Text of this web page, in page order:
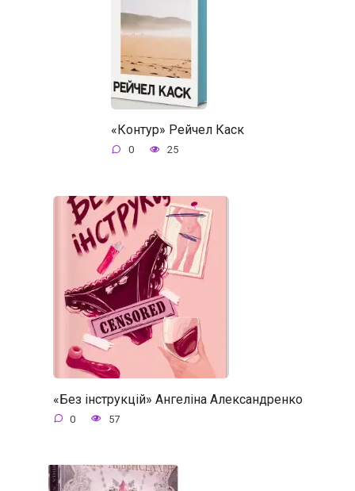
«Контур» Рейчел Каск
0 25
«Без інструкцій» Ангеліна Александренко
0 57